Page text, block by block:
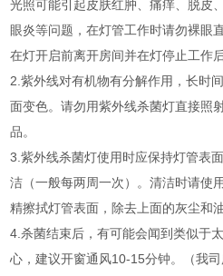
光照可能引起皮肤红肿、痛痒、脱皮
眼炎等问题，在灯管工作时请勿裸眼
在灯开启前离开房间并在灯停止工作
2.紫外线对有机物有分解作用，长时
面变色。请勿用紫外线杀菌灯直接照
品。
3.紫外线杀菌灯使用时应保持灯管表
洁（一般每两周一次）。清洁时请使
精擦拭灯管表面，除去上面的灰尘和油
4.杀菌结束后，有可能会闻到类似于
心，建议开窗通风10-15分钟。（我